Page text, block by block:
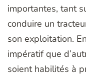
importantes, tant
conduire un
son exploitation.
impératif que
soient habilités à